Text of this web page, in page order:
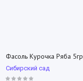
Фасоль Курочка Ряба 5гр
Сибирский сад